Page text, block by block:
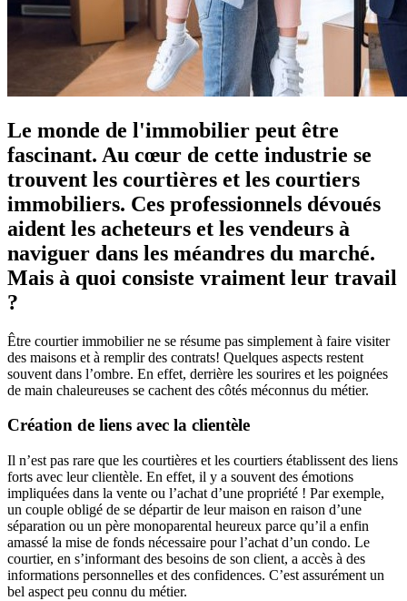
Le monde de l'immobilier peut être
fascinant. Au cœur de cette industrie se
trouvent les courtières et les courtiers
immobiliers. Ces professionnels dévoués
aident les acheteurs et les vendeurs à
naviguer dans les méandres du marché.
Mais à quoi consiste vraiment leur travail
?
Être courtier immobilier ne se résume pas simplement à faire visiter
des maisons et à remplir des contrats! Quelques aspects restent
souvent dans l’ombre. En effet, derrière les sourires et les poignées
de main chaleureuses se cachent des côtés méconnus du métier.
Création de liens avec la clientèle
Il n’est pas rare que les courtières et les courtiers établissent des liens
forts avec leur clientèle. En effet, il y a souvent des émotions
impliquées dans la vente ou l’achat d’une propriété ! Par exemple,
un couple obligé de se départir de leur maison en raison d’une
séparation ou un père monoparental heureux parce qu’il a enfin
amassé la mise de fonds nécessaire pour l’achat d’un condo. Le
courtier, en s’informant des besoins de son client, a accès à des
informations personnelles et des confidences. C’est assurément un
bel aspect peu connu du métier.